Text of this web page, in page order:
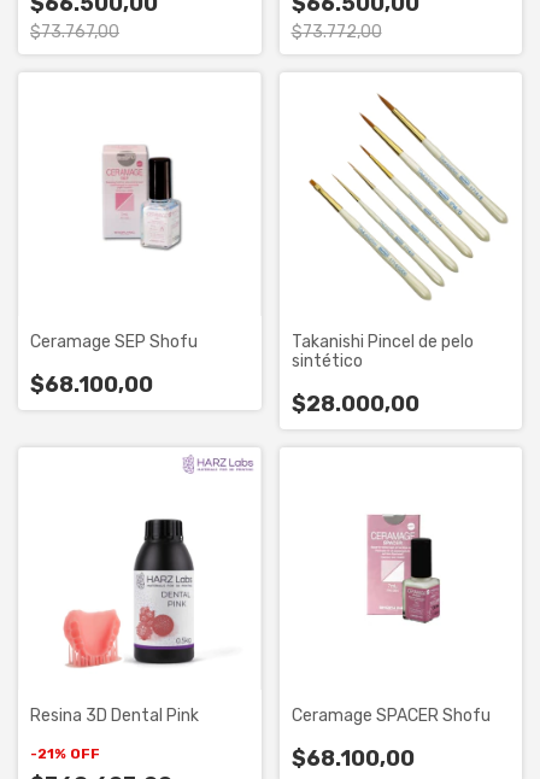
$73.767,00 $73.772,00
Ceramage SEP Shofu
$68.100,00
Takanishi Pincel de pelo
sintético
$28.000,00
Resina 3D Dental Pink
-21% OFF
Ceramage SPACER Shofu
$68.100,00